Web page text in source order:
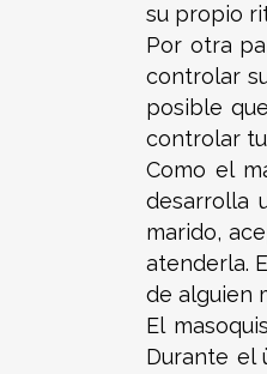
su propio
Por otra
controlar
posible
controlar
Como el
desarrolla
marido,
atenderla.
de alguien
El
Durante el